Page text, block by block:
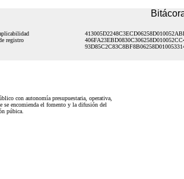
registro
con autonomía presupuestaria, operativa,
se encomienda el fomento y la difusión del
púbica.